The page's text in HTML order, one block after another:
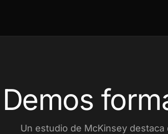
Demos
Un estudio de McKinsey destaca